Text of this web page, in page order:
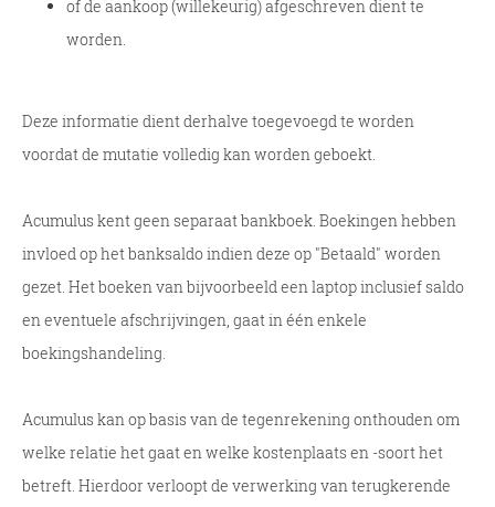
of de aankoop (willekeurig) afgeschreven dient te
worden.
Deze informatie dient derhalve toegevoegd te worden
voordat de mutatie volledig kan worden geboekt.
Acumulus kent geen separaat bankboek. Boekingen hebben
invloed op het banksaldo indien deze op "Betaald" worden
gezet. Het boeken van bijvoorbeeld een laptop inclusief saldo
en eventuele afschrijvingen, gaat in één enkele
boekingshandeling.
Acumulus kan op basis van de tegenrekening onthouden om
welke relatie het gaat en welke kostenplaats en -soort het
betreft. Hierdoor verloopt de verwerking van terugkerende